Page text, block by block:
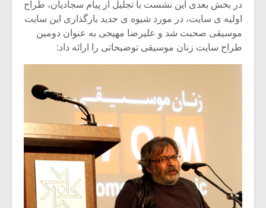
در بخش بعدی این نشست با تجلیل از پیام سجادیان، طراح
اولیه ی سایت، در مورد شیوه ی جدید بارگذاری این سایت
موسیقی صحبت شد و علیرضا مهیجی به عنوان دومین
طراح سایت زنان موسیقی توضیحاتی را ارائه داد: